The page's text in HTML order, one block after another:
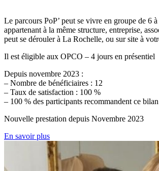
Le parcours PoP’ peut se vivre en groupe de 6
appartenant à la même structure, entreprise,
peut se dérouler à La Rochelle, ou sur site à
Il est éligible aux OPCO – 4 jours en présentiel
Depuis novembre 2023 :
– Nombre de bénéficiaires : 12
– Taux de satisfaction : 100 %
– 100 % des participants recommandent ce
Nouvelle prestation depuis Novembre 2023
En savoir plus